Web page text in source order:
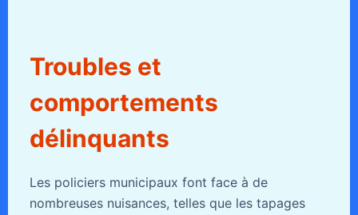
Troubles et
comportements
délinquants
Les policiers municipaux font face à de
nombreuses nuisances, telles que les tapages